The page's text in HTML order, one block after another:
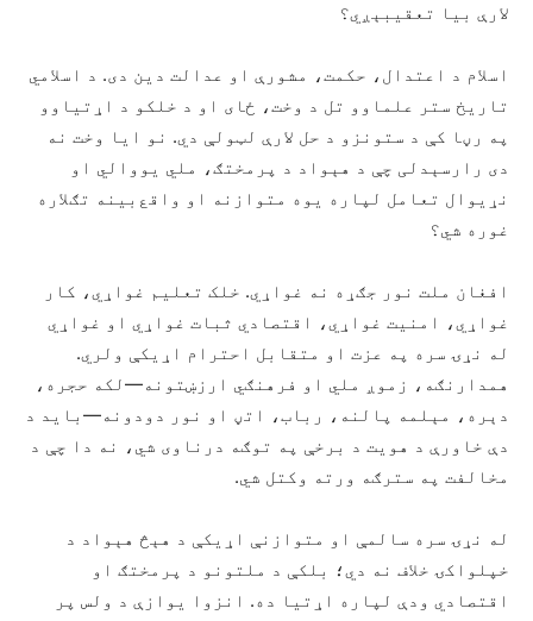
لارې بیا تعقیبېږي؟
اسلام د اعتدال، حکمت، مشورې او عدالت دین دی. د اسلامي
تاریخ ستر علماوو تل د وخت، ځای او د خلکو د اړتیاوو
په رڼا کې د ستونزو د حل لارې لټولې دي. نو ایا وخت نه
دی رارسېدلی چې د هېواد د پرمختګ، ملي یووالي او
نړیوال تعامل لپاره یوه متوازنه او واقع‌بینه تګلاره
غوره شي؟
افغان ملت نور جګړه نه غواړي. خلک تعلیم غواړي، کار
غواړي، امنیت غواړي، اقتصادي ثبات غواړي او غواړي
له نړۍ سره په عزت او متقابل احترام اړیکې ولري.
همدارنګه، زموږ ملي او فرهنګي ارزښتونه—لکه حجره،
دېره، مېلمه پالنه، رباب، اتڼ او نور دودونه—باید د
دې خاورې د هویت د برخې په توګه درناوی شي، نه دا چې د
مخالفت په سترګه ورته وکتل شي.
له نړۍ سره سالمې او متوازنې اړیکې د هېڅ هېواد د
خپلواکۍ خلاف نه دي؛ بلکې د ملتونو د پرمختګ او
اقتصادي ودې لپاره اړتیا ده. انزوا یوازې د ولس پر